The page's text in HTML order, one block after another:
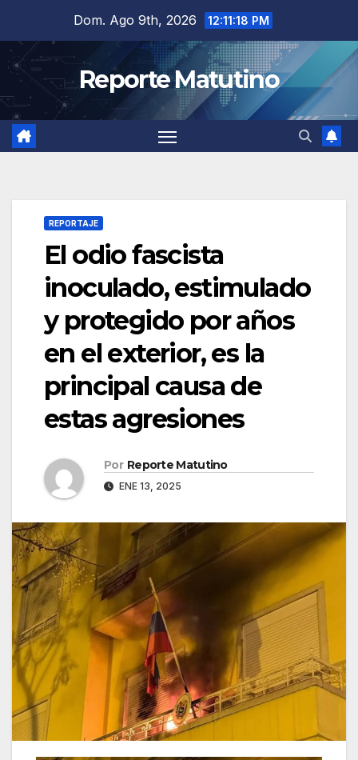
contenido
Dom. Ago 9th, 2026 12:11:18 PM
Reporte Matutino
REPORTAJE
El odio fascista
inoculado, estimulado
y protegido por años
en el exterior, es la
principal causa de
estas agresiones
Por Reporte Matutino
ENE 13, 2025